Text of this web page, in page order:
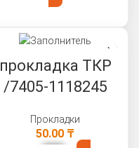
прокладка ТКР
/7405-1118245
Прокладки
50.00 ₸